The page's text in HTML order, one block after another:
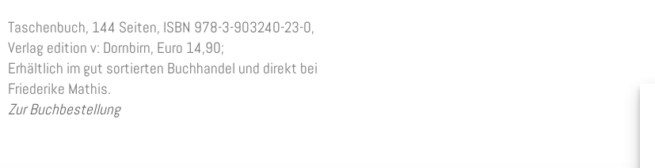
Taschenbuch, 144 Seiten, ISBN 978-3-903240-23-0,
Verlag edition v: Dornbirn, Euro 14,90;
Erhältlich im gut sortierten Buchhandel und direkt bei
Friederike Mathis.
Zur Buchbestellung